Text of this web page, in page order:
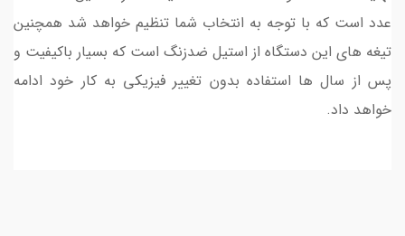
عدد است که با توجه به انتخاب شما تنظیم خواهد شد همچنین
تیغه های این دستگاه از استیل ضدزنگ است که بسیار باکیفیت و
پس از سال ها استفاده بدون تغییر فیزیکی به کار خود ادامه
خواهد داد.